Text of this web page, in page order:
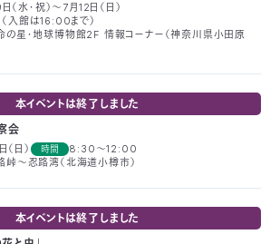
水・祝）〜7月12日（日）
館は16:00まで）
の星・地球博物館2F 情報コーナー（神奈川県小田原
本イベントは終了しました
会
日） 時間 8:30～12:00
〜忍路湾（北海道小樽市）
本イベントは終了しました